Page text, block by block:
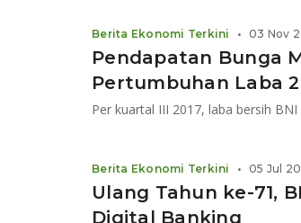
Pendapatan Bunga
Pertumbuhan Laba
Per kuartal III 2017, laba bersih
Berita Ekonomi Terkini • 03 Nov
Ulang Tahun ke-71,
Digital Banking
Berita Ekonomi Terkini • 05 Jul